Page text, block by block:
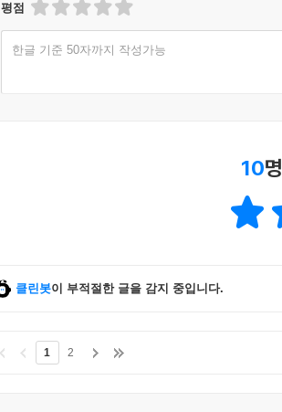
평점
한글 기준 50자까지 작성가능
10
클린봇이 부적절한 글을 감지 중입니다.
1 2